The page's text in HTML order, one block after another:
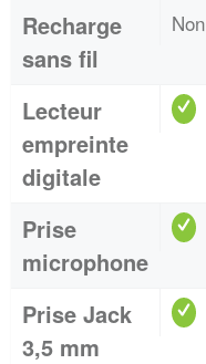
Recharge
sans fil
Non
Lecteur
empreinte
digitale
Prise
microphone
Prise Jack
3,5 mm